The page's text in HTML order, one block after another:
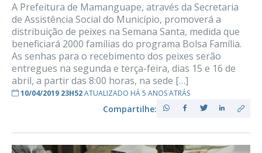
A Prefeitura de Mamanguape, através da Secretaria
de Assistência Social do Município, promoverá a
distribuição de peixes na Semana Santa, medida que
beneficiará 2000 famílias do programa Bolsa Família.
As senhas para o recebimento dos peixes serão
entregues na segunda e terça-feira, dias 15 e 16 de
abril, a partir das 8:00 horas, na sede […]
10/04/2019 23H52ATUALIZADO HÁ 5 ANOS ATRÁS
Compartilhe: